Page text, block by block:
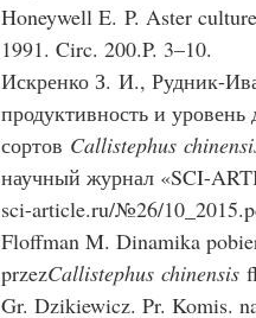
Honeywell E. P. Aster
1991. Circ. 200.P. 3–10.
Искренко З. И., Рудник-
продуктивность и
сортов Callistephus
научный журнал «SCI-
sci-article.ru/№26/
Floffman M. Dinamika
przezCallistephus chinensis
Gr. Dzikiewicz. Pr. Komis.